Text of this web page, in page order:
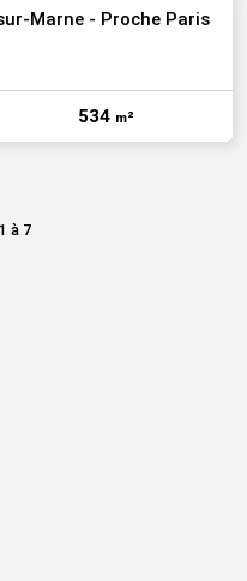
Marne - Proche Paris
534 m²
à 7